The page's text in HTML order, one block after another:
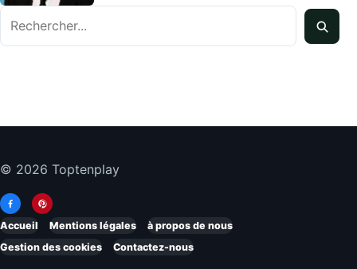
compagnie…
© 2026 Toptenplay
Accueil Mentions légales
à propos de nous
Gestion des cookies
Contactez-nous